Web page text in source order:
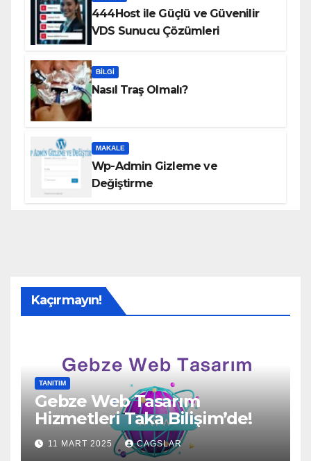
444Host ile Güçlü ve Güvenilir
VDS Sunucu Çözümleri
BILGI
Nasıl Traş Olmalı?
MAKALE
Wp-Admin Gizleme ve
Değiştirme
Kaçırmayın!
TANITIM
Gebze Web Tasarım
Hizmetleri Taka Bilişim’de!
11 MART 2025 CAGSLAR